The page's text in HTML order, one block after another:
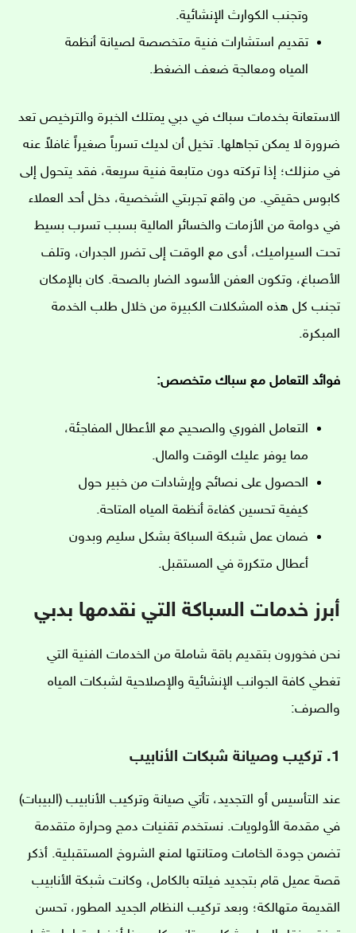
وتجنب الكوارث الإنشائية.
تقديم استشارات فنية متخصصة لصيانة أنظمة
المياه ومعالجة ضعف الضغط.
الاستعانة بخدمات سباك في دبي يمتلك الخبرة والترخيص تعد
ضرورة لا يمكن تجاهلها. تخيل أن لديك تسرباً صغيراً غافلاً عنه
في منزلك؛ إذا تركته دون متابعة فنية سريعة، فقد يتحول إلى
كابوس حقيقي. من واقع تجربتي الشخصية، دخل أحد العملاء
في دوامة من الأزمات والخسائر المالية بسبب تسرب بسيط
تحت السيراميك، أدى مع الوقت إلى تضرر الجدران، وتلف
الأصباغ، وتكون العفن الأسود الضار بالصحة. كان بالإمكان
تجنب كل هذه المشكلات الكبيرة من خلال طلب الخدمة
المبكرة.
فوائد التعامل مع سباك متخصص:
التعامل الفوري والصحيح مع الأعطال المفاجئة،
مما يوفر عليك الوقت والمال.
الحصول على نصائح وإرشادات من خبير حول
كيفية تحسين كفاءة أنظمة المياه المتاحة.
ضمان عمل شبكة السباكة بشكل سليم وبدون
أعطال متكررة في المستقبل.
أبرز خدمات السباكة التي نقدمها بدبي
نحن فخورون بتقديم باقة شاملة من الخدمات الفنية التي
تغطي كافة الجوانب الإنشائية والإصلاحية لشبكات المياه
والصرف:
1. تركيب وصيانة شبكات الأنابيب
عند التأسيس أو التجديد، تأتي صيانة وتركيب الأنابيب (البيبات)
في مقدمة الأولويات. نستخدم تقنيات دمج وحرارة متقدمة
تضمن جودة الخامات ومتانتها لمنع الشروخ المستقبلية. أذكر
قصة عميل قام بتجديد فيلته بالكامل، وكانت شبكة الأنابيب
القديمة متهالكة؛ وبعد تركيب النظام الجديد المطور، تحسن